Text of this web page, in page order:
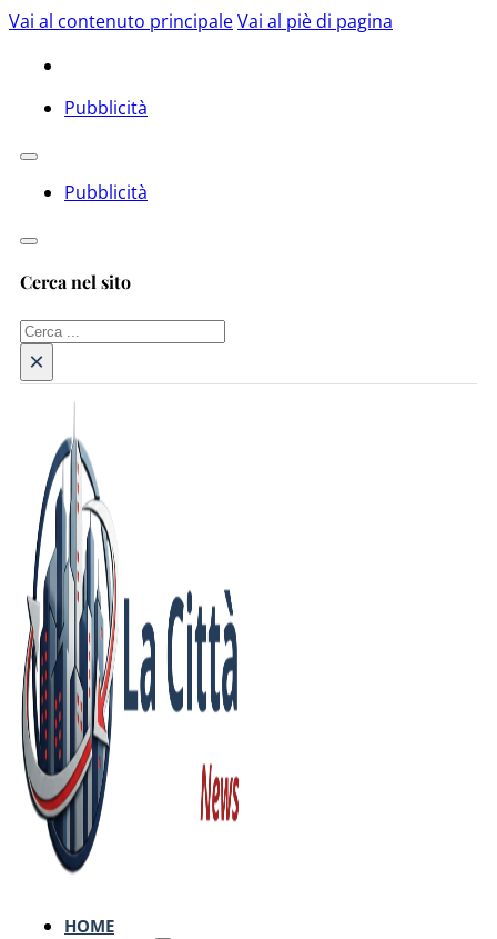
Vai al contenuto principaleVai al piè di pagina
Pubblicità
Pubblicità
Cerca nel sito
Cerca
×
HOME